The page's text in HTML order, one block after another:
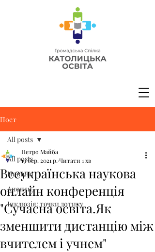
Пост
All posts
Новини
Анонси
Інклюзія: точки дотику
All posts
Всеукраїнська наукова
онлайн конференція
"Сучасна освіта.Як
зменшити дистанцію між
вчителем і учнем"
Петро Майба
19 бер. 2021 р. Читати 1 хв